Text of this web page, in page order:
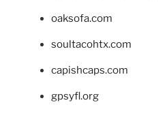
oaksofa.com
soultacohtx.com
capishcaps.com
gpsyfl.org